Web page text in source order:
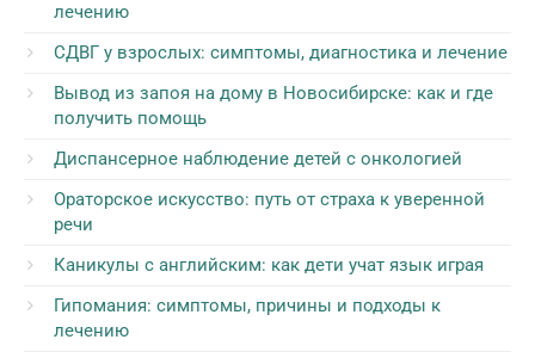
лечению
СДВГ у взрослых: симптомы, диагностика и лечение
Вывод из запоя на дому в Новосибирске: как и где
получить помощь
Диспансерное наблюдение детей с онкологией
Ораторское искусство: путь от страха к уверенной
речи
Каникулы с английским: как дети учат язык играя
Гипомания: симптомы, причины и подходы к
лечению